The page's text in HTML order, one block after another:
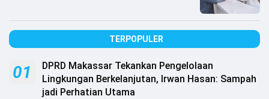
2026
Djournalist.com
All
Reserved
TERPOPULER
01
DPRD Makassar Tekankan Pengelolaan
Lingkungan Berkelanjutan, Irwan Hasan: Sampah
jadi Perhatian Utama